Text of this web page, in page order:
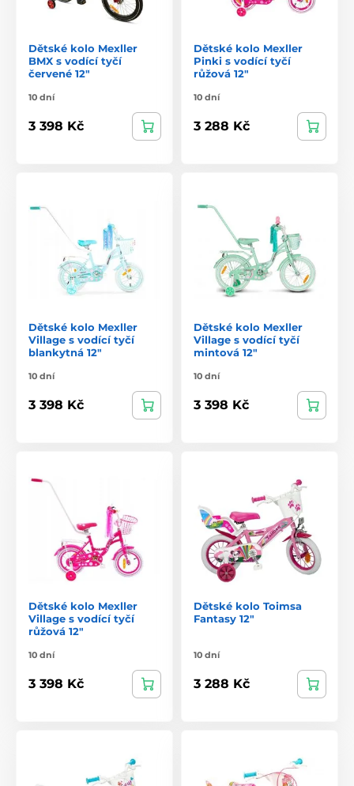
Dětské kolo Mexller
BMX s vodící tyčí
červené 12"
10 dní
3 398 Kč
Dětské kolo Mexller
Pinki s vodící tyčí
růžová 12"
10 dní
3 288 Kč
Dětské kolo Mexller
Village s vodící tyčí
blankytná 12"
10 dní
3 398 Kč
Dětské kolo Mexller
Village s vodící tyčí
mintová 12"
10 dní
3 398 Kč
Dětské kolo Mexller
Village s vodící tyčí
růžová 12"
10 dní
3 398 Kč
Dětské kolo Toimsa
Fantasy 12"
10 dní
3 288 Kč